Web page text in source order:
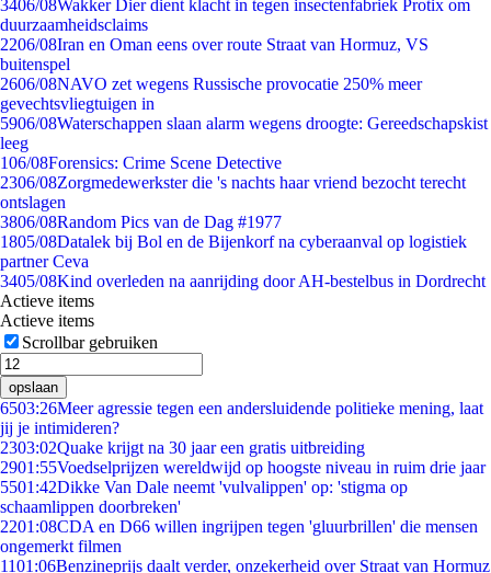
3406/08Wakker Dier dient klacht in tegen insectenfabriek Protix om
duurzaamheidsclaims
2206/08Iran en Oman eens over route Straat van Hormuz, VS
buitenspel
2606/08NAVO zet wegens Russische provocatie 250% meer
gevechtsvliegtuigen in
5906/08Waterschappen slaan alarm wegens droogte: Gereedschapskist
leeg
106/08Forensics: Crime Scene Detective
2306/08Zorgmedewerkster die 's nachts haar vriend bezocht terecht
ontslagen
3806/08Random Pics van de Dag #1977
1805/08Datalek bij Bol en de Bijenkorf na cyberaanval op logistiek
partner Ceva
3405/08Kind overleden na aanrijding door AH-bestelbus in Dordrecht
Actieve items
Actieve items
Scrollbar gebruiken
opslaan
6503:26Meer agressie tegen een andersluidende politieke mening, laat
jij je intimideren?
2303:02Quake krijgt na 30 jaar een gratis uitbreiding
2901:55Voedselprijzen wereldwijd op hoogste niveau in ruim drie jaar
5501:42Dikke Van Dale neemt 'vulvalippen' op: 'stigma op
schaamlippen doorbreken'
2201:08CDA en D66 willen ingrijpen tegen 'gluurbrillen' die mensen
ongemerkt filmen
1101:06Benzineprijs daalt verder, onzekerheid over Straat van Hormuz